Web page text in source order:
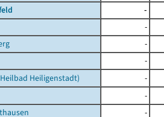
-
-
-
-
Heiligenstadt)
-
-
-